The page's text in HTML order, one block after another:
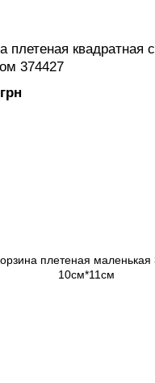
плетеная квадратная с
374427